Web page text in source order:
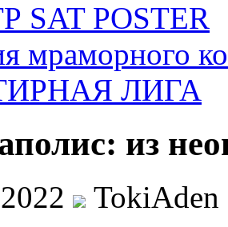
SAT POSTER
мраморного
ЛИГА
из
TokiAden